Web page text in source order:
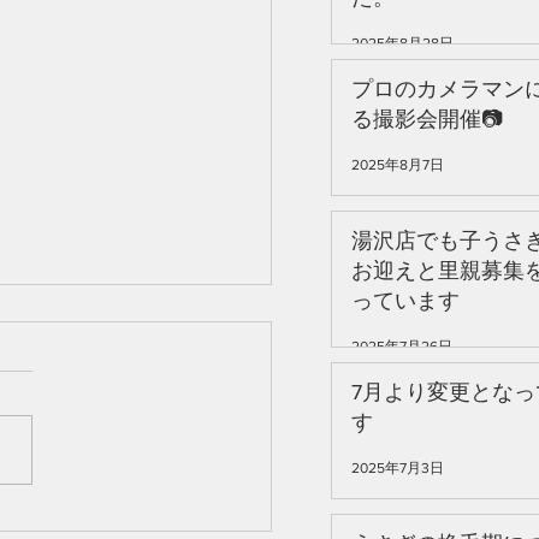
2025年8月28日
プロのカメラマン
る撮影会開催📷️
2025年8月7日
湯沢店でも子うさ
お迎えと里親募集
っています
2025年7月26日
7月より変更とな
す
2025年7月3日